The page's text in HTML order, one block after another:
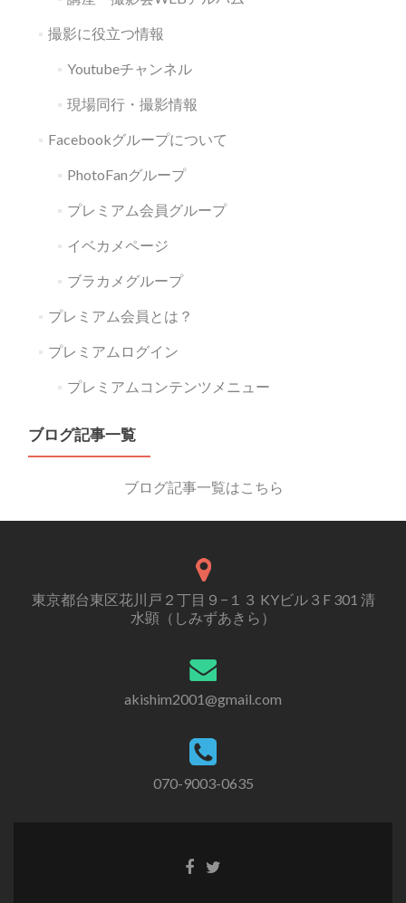
撮影に役立つ情報
Youtubeチャンネル
現場同行・撮影情報
Facebookグループについて
PhotoFanグループ
プレミアム会員グループ
イベカメページ
ブラカメグループ
プレミアム会員とは？
プレミアムログイン
プレミアムコンテンツメニュー
ブログ記事一覧
ブログ記事一覧はこちら
東京都台東区花川戸２丁目９−１３ KYビル３F 301 清
水顕（しみずあきら）
akishim2001@gmail.com
070-9003-0635